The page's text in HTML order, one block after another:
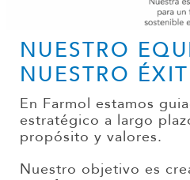
NUESTRO
NUESTRO
En Farmol estamos
estratégico a largo
propósito y valores.
Nuestro objetivo es